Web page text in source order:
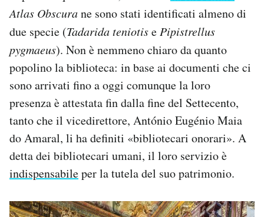
Atlas Obscurane sono stati identificati almeno di
due specie (Tadarida teniotise Pipistrellus
pygmaeus). Non è nemmeno chiaro da quanto
popolino la biblioteca: in base ai documenti che ci
sono arrivati fino a oggi comunque la loro
presenza è attestata fin dalla fine del Settecento,
tanto che il vicedirettore, António Eugénio Maia
do Amaral, li ha definiti «bibliotecari onorari». A
detta dei bibliotecari umani, il loro servizio è
indispensabileper la tutela del suo patrimonio.